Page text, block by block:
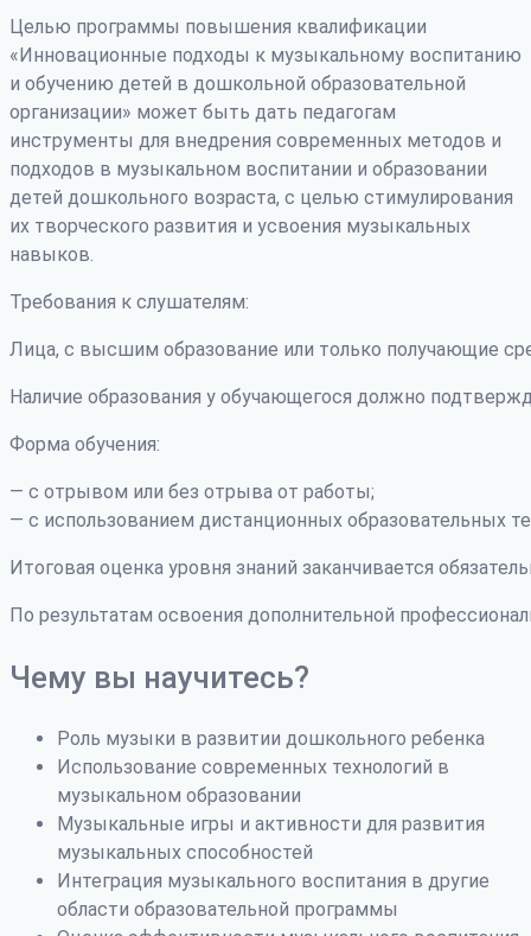
Целью программы повышения квалификации
«Инновационные подходы к музыкальному воспитанию
и обучению детей в дошкольной образовательной
организации» может быть дать педагогам
инструменты для внедрения современных методов и
подходов в музыкальном воспитании и образовании
детей дошкольного возраста, с целью стимулирования
их творческого развития и усвоения музыкальных
навыков.
Требования к слушателям:
Лица, с высшим образование или только получающие
Наличие образования у обучающегося должно
Форма обучения:
— с отрывом или без отрыва от работы;
— с использованием дистанционных образовательных
Итоговая оценка уровня знаний заканчивается
По результатам освоения дополнительной
Чему вы научитесь?
Роль музыки в развитии дошкольного ребенка
Использование современных технологий в
музыкальном образовании
Музыкальные игры и активности для развития
музыкальных способностей
Интеграция музыкального воспитания в другие
области образовательной программы